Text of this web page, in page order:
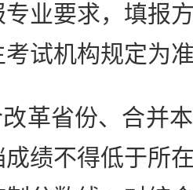
业要求，填报
试机构规定为
省份、合并本
绩不得低于所